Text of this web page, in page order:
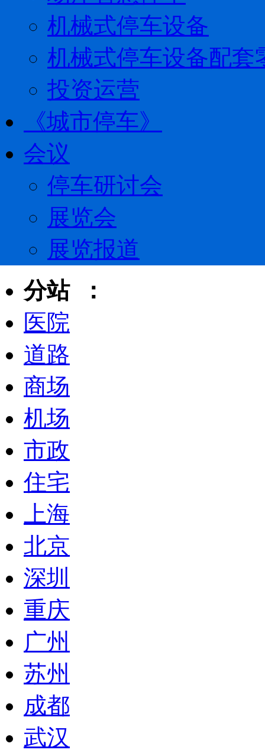
机械式停车设备
机械式停车设备配套
投资运营
《城市停车》
会议
停车研讨会
展览会
展览报道
分站 ：
医院
道路
商场
机场
市政
住宅
上海
北京
深圳
重庆
广州
苏州
成都
武汉